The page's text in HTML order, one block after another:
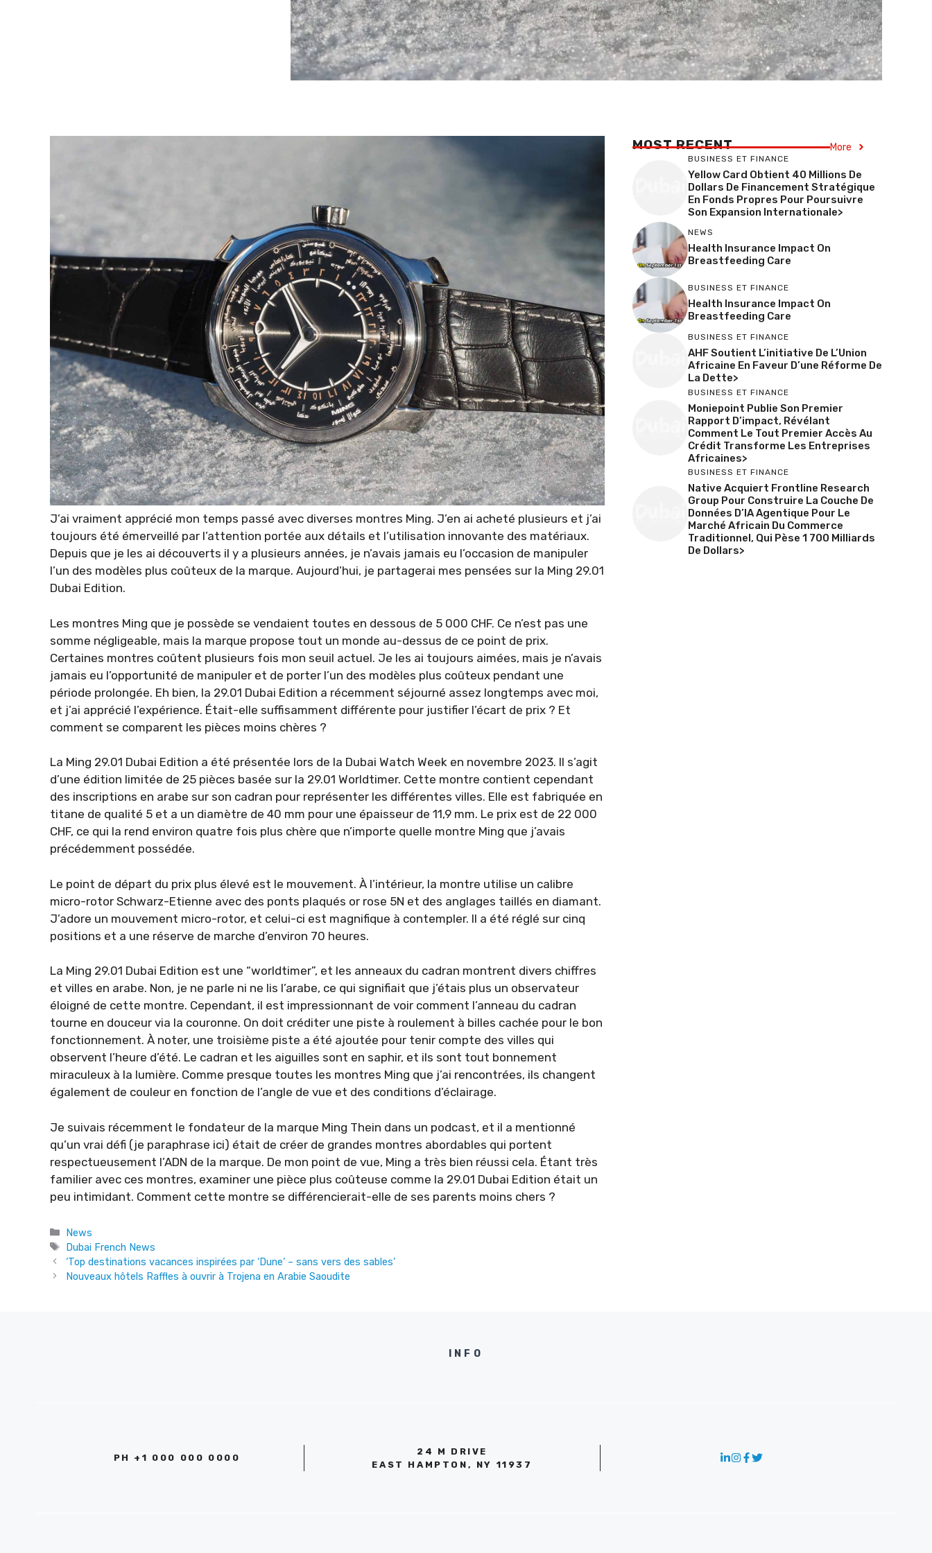
J’ai vraiment apprécié mon temps passé avec diverses montres Ming. J’en ai acheté plusieurs et j’ai
toujours été émerveillé par l’attention portée aux détails et l’utilisation innovante des matériaux.
Depuis que je les ai découverts il y a plusieurs années, je n’avais jamais eu l’occasion de manipuler
l’un des modèles plus coûteux de la marque. Aujourd’hui, je partagerai mes pensées sur la Ming 29.01
Dubai Edition.
Les montres Ming que je possède se vendaient toutes en dessous de 5 000 CHF. Ce n’est pas une
somme négligeable, mais la marque propose tout un monde au-dessus de ce point de prix.
Certaines montres coûtent plusieurs fois mon seuil actuel. Je les ai toujours aimées, mais je n’avais
jamais eu l’opportunité de manipuler et de porter l’un des modèles plus coûteux pendant une
période prolongée. Eh bien, la 29.01 Dubai Edition a récemment séjourné assez longtemps avec moi,
et j’ai apprécié l’expérience. Était-elle suffisamment différente pour justifier l’écart de prix ? Et
comment se comparent les pièces moins chères ?
La Ming 29.01 Dubai Edition a été présentée lors de la Dubai Watch Week en novembre 2023. Il s’agit
d’une édition limitée de 25 pièces basée sur la 29.01 Worldtimer. Cette montre contient cependant
des inscriptions en arabe sur son cadran pour représenter les différentes villes. Elle est fabriquée en
titane de qualité 5 et a un diamètre de 40 mm pour une épaisseur de 11,9 mm. Le prix est de 22 000
CHF, ce qui la rend environ quatre fois plus chère que n’importe quelle montre Ming que j’avais
précédemment possédée.
Le point de départ du prix plus élevé est le mouvement. À l’intérieur, la montre utilise un calibre
micro-rotor Schwarz-Etienne avec des ponts plaqués or rose 5N et des anglages taillés en diamant.
J’adore un mouvement micro-rotor, et celui-ci est magnifique à contempler. Il a été réglé sur cinq
positions et a une réserve de marche d’environ 70 heures.
La Ming 29.01 Dubai Edition est une “worldtimer”, et les anneaux du cadran montrent divers chiffres
et villes en arabe. Non, je ne parle ni ne lis l’arabe, ce qui signifiait que j’étais plus un observateur
éloigné de cette montre. Cependant, il est impressionnant de voir comment l’anneau du cadran
tourne en douceur via la couronne. On doit créditer une piste à roulement à billes cachée pour le bon
fonctionnement. À noter, une troisième piste a été ajoutée pour tenir compte des villes qui
observent l’heure d’été. Le cadran et les aiguilles sont en saphir, et ils sont tout bonnement
miraculeux à la lumière. Comme presque toutes les montres Ming que j’ai rencontrées, ils changent
également de couleur en fonction de l’angle de vue et des conditions d’éclairage.
Je suivais récemment le fondateur de la marque Ming Thein dans un podcast, et il a mentionné
qu’un vrai défi (je paraphrase ici) était de créer de grandes montres abordables qui portent
respectueusement l’ADN de la marque. De mon point de vue, Ming a très bien réussi cela. Étant très
familier avec ces montres, examiner une pièce plus coûteuse comme la 29.01 Dubai Edition était un
peu intimidant. Comment cette montre se différencierait-elle de ses parents moins chers ?
Categories
News
Tags
Dubai French News
‘Top destinations vacances inspirées par ‘Dune’ – sans vers des sables’
Nouveaux hôtels Raffles à ouvrir à Trojena en Arabie Saoudite
MOST RECENT More
BUSINESS ET FINANCE
Yellow Card Obtient 40 Millions De
Dollars De Financement Stratégique
En Fonds Propres Pour Poursuivre
Son Expansion Internationale>
NEWS
Health Insurance Impact On
Breastfeeding Care
BUSINESS ET FINANCE
Health Insurance Impact On
Breastfeeding Care
BUSINESS ET FINANCE
AHF Soutient L’initiative De L’Union
Africaine En Faveur D’une Réforme De
La Dette>
BUSINESS ET FINANCE
Moniepoint Publie Son Premier
Rapport D’impact, Révélant
Comment Le Tout Premier Accès Au
Crédit Transforme Les Entreprises
Africaines>
BUSINESS ET FINANCE
Native Acquiert Frontline Research
Group Pour Construire La Couche De
Données D’IA Agentique Pour Le
Marché Africain Du Commerce
Traditionnel, Qui Pèse 1 700 Milliards
De Dollars>
INFO
PH +1 000 000 0000
24 M DRIVE
EAST HAMPTON, NY 11937